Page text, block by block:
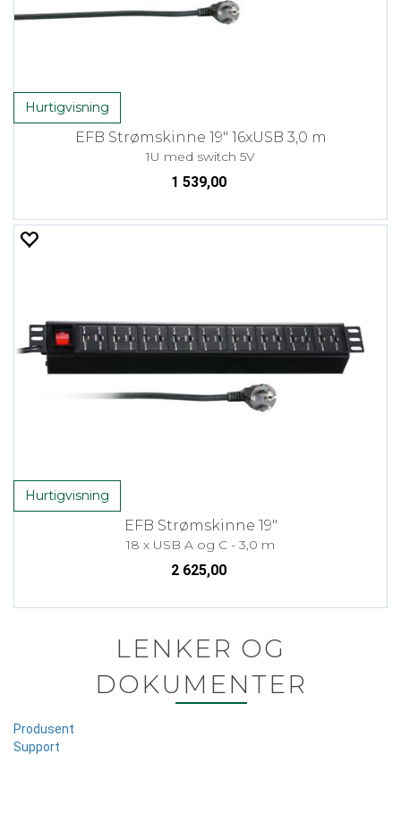
Hurtigvisning
EFB Strømskinne 19" 16xUSB 3,0 m
1U med switch 5V
1 539,00
Hurtigvisning
EFB Strømskinne 19"
18 x USB A og C - 3,0 m
2 625,00
LENKER OG
DOKUMENTER
Produsent
Support